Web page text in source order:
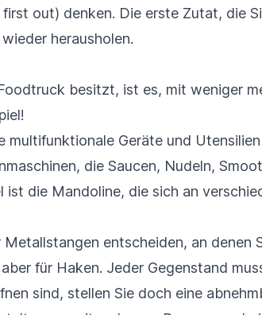
out) denken. Die erste Zutat, die
herausholen.
besitzt, ist es, mit weniger
multifunktionale Geräte und
die Saucen, Nudeln,
ist die Mandoline, die sich an
entscheiden, an denen
für Haken. Jeder Gegenstand
sind, stellen Sie doch eine